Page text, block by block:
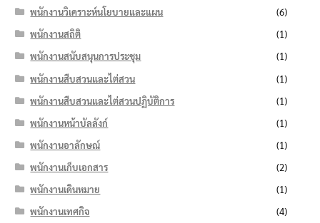
พนักงานวิเคราะห์นโยบายและแผน
(6)
พนักงานสถิติ
(1)
พนักงานสนับสนุนการประชุม
(1)
พนักงานสืบสวนและไต่สวน
(1)
พนักงานสืบสวนและไต่สวนปฏิบัติการ
(1)
พนักงานหน้าบัลลังก์
(1)
พนักงานอาลักษณ์
(1)
พนักงานเก็บเอกสาร
(2)
พนักงานเดินหมาย
(1)
พนักงานเทศกิจ
(4)